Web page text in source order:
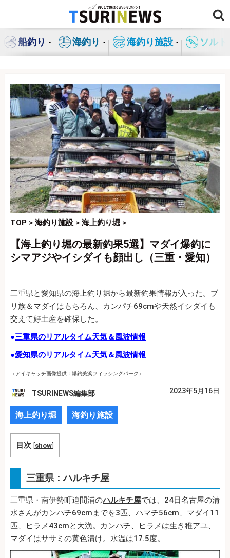
ン
船釣り 海釣り 海釣り施設 ソル
TOP > 海釣り施設 > 海上釣り堀 >
【海上釣り堀の最新釣果5選】マダイ爆釣に
シマアジやイシダイも顔出し（三重・愛知）
三重県と愛知県の海上釣り堀から最新釣果情報が入った。ブ
リ族＆マダイはもちろん、カンパチ69cmや天然イシダイも
交えて好土産を確保した。
●三重県のリアルタイム天気＆風波情報
●愛知県のリアルタイム天気＆風波情報
（アイキャッチ画像提供：爆釣美浜フィッシングパーク）
TSURINEWS編集部 2023年5月16日
海上釣り堀 海釣り施設
目次 [show]
三重県：ハルキチ屋
三重県・南伊勢町迫間浦のハルキチ屋では、24日名古屋の清
水さんがカンパチ69cmまでを3匹、ハマチ56cm、マダイ11
匹、ヒラメ43cmと大漁。カンパチ、ヒラメは生き稚アユ、
マダイはササミの黄色漬け。水温は17.5度。